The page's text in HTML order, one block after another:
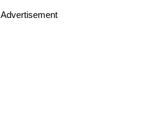
Advertisement